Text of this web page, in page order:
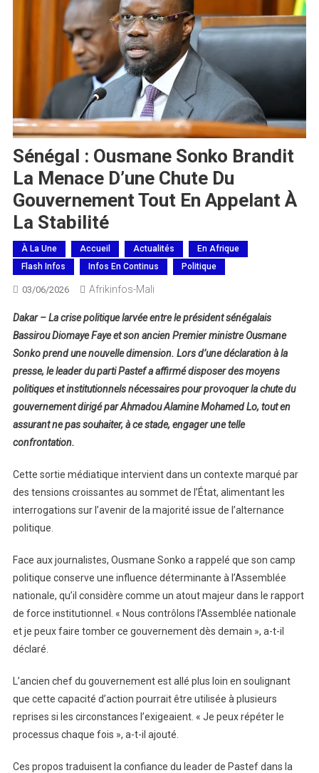
Sénégal : Ousmane Sonko Brandit
La Menace D’une Chute Du
Gouvernement Tout En Appelant À
La Stabilité
À La Une Accueil Actualités
En Afrique
Flash Infos
Infos En Continus Politique
03/06/2026 Afrikinfos-Mali
Dakar – La crise politique larvée entre le président sénégalais
Bassirou Diomaye Faye et son ancien Premier ministre Ousmane
Sonko prend une nouvelle dimension. Lors d’une déclaration à la
presse, le leader du parti Pastef a affirmé disposer des moyens
politiques et institutionnels nécessaires pour provoquer la chute du
gouvernement dirigé par Ahmadou Alamine Mohamed Lo, tout en
assurant ne pas souhaiter, à ce stade, engager une telle
confrontation.
Cette sortie médiatique intervient dans un contexte marqué par
des tensions croissantes au sommet de l’État, alimentant les
interrogations sur l’avenir de la majorité issue de l’alternance
politique.
Face aux journalistes, Ousmane Sonko a rappelé que son camp
politique conserve une influence déterminante à l’Assemblée
nationale, qu’il considère comme un atout majeur dans le rapport
de force institutionnel. « Nous contrôlons l’Assemblée nationale
et je peux faire tomber ce gouvernement dès demain », a-t-il
déclaré.
L’ancien chef du gouvernement est allé plus loin en soulignant
que cette capacité d’action pourrait être utilisée à plusieurs
reprises si les circonstances l’exigeaient. « Je peux répéter le
processus chaque fois », a-t-il ajouté.
Ces propos traduisent la confiance du leader de Pastef dans la